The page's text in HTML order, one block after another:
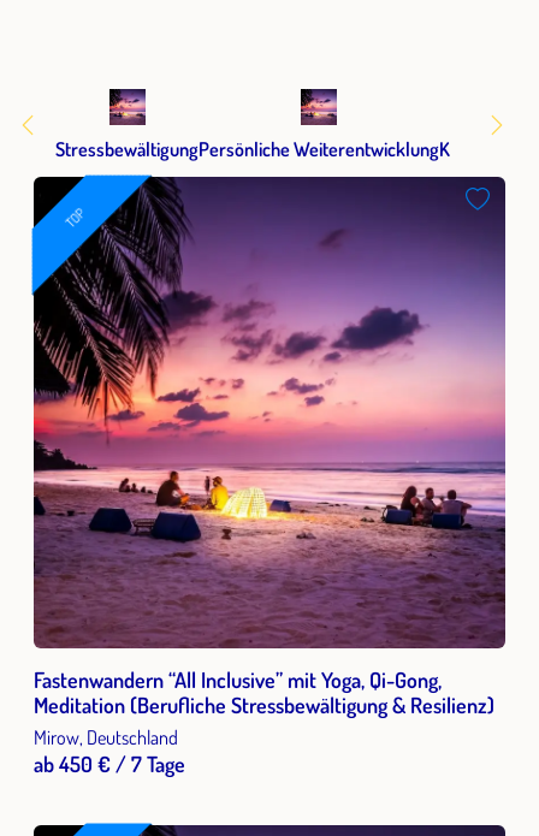
StressbewältigungPersönliche Weiterentwicklung
TOP
Fastenwandern “All Inclusive” mit Yoga, Qi-Gong,
Meditation (Berufliche Stressbewältigung & Resilienz)
Mirow, Deutschland
ab 450 € / 7 Tage